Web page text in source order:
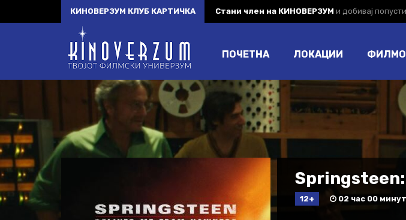
КИНОВЕРЗУМ КЛУБ КАРТИЧКА Стани член на КИНОВЕРЗУМ и добивај
ПОЧЕТНА ЛОКАЦИИ
12+ 02 час 00